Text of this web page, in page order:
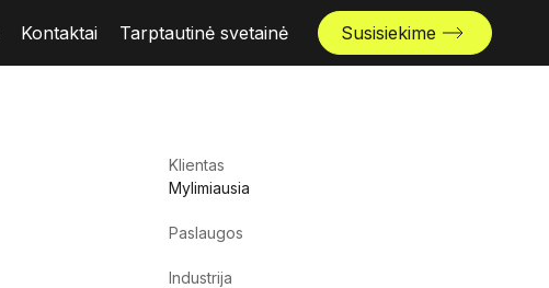
Kontaktai Tarptautinė svetainė Susisiekime
Klientas
Mylimiausia
Paslaugos
Industrija